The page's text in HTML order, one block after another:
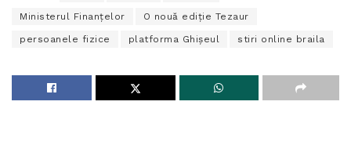
Ministerul Finanțelor O nouă ediție Tezaur
persoanele fizice platforma Ghişeul stiri online braila